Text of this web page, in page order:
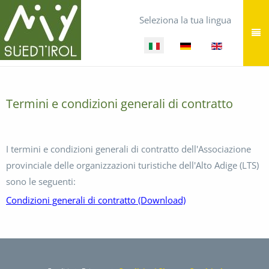
Seleziona la tua lingua
Termini e condizioni generali di contratto
I termini e condizioni generali di contratto dell'Associazione
provinciale delle organizzazioni turistiche dell'Alto Adige (LTS)
sono le seguenti:
Condizioni generali di contratto (Download)